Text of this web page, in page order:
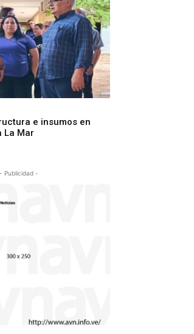
e insumos en
La Mar
- Publicidad -